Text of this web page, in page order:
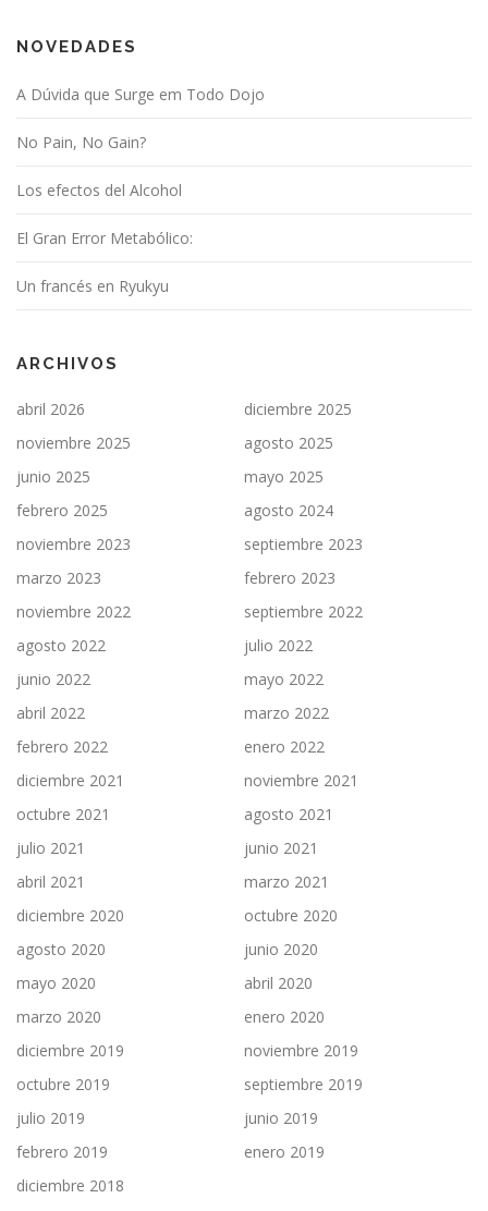
NOVEDADES
A Dúvida que Surge em Todo Dojo
No Pain, No Gain?
Los efectos del Alcohol
El Gran Error Metabólico:
Un francés en Ryukyu
ARCHIVOS
abril 2026
diciembre 2025
noviembre 2025
agosto 2025
junio 2025
mayo 2025
febrero 2025
agosto 2024
noviembre 2023
septiembre 2023
marzo 2023
febrero 2023
noviembre 2022
septiembre 2022
agosto 2022
julio 2022
junio 2022
mayo 2022
abril 2022
marzo 2022
febrero 2022
enero 2022
diciembre 2021
noviembre 2021
octubre 2021
agosto 2021
julio 2021
junio 2021
abril 2021
marzo 2021
diciembre 2020
octubre 2020
agosto 2020
junio 2020
mayo 2020
abril 2020
marzo 2020
enero 2020
diciembre 2019
noviembre 2019
octubre 2019
septiembre 2019
julio 2019
junio 2019
febrero 2019
enero 2019
diciembre 2018